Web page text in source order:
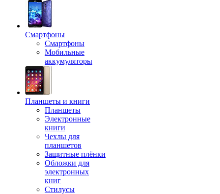
Смартфоны
Смартфоны
Мобильные
аккумуляторы
Планшеты и книги
Планшеты
Электронные
книги
Чехлы для
планшетов
Защитные плёнки
Обложки для
электронных
книг
Стилусы